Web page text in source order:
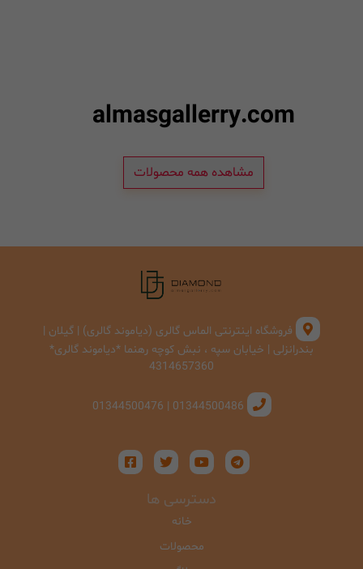
almasgallerry.com
مشاهده همه محصولات
فروشگاه اینترنتی الماس گالری (دیاموند گالری) | گیلان |
بندرانزلی | خیابان سپه ، نبش کوچه رهنما *دیاموند گالری*
4314657360
01344500486 | 01344500476
دسترسی ها
خانه
محصولات